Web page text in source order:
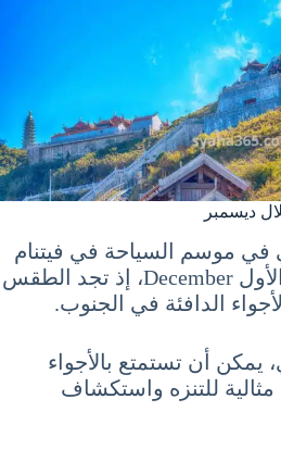
ديسمبر
في موسم السياحة في فيتنام
شهر ديسمبر 12 كانون الأول December، إذ تجد الطقس
الدافئة في الجنوب.
يمكن أن تستمتع بالأجواء
مثالية للتنزه واستكشاف